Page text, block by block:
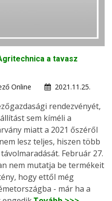
a tavasz
Online
2021.11.25.
rendezvényét,
sem kíméli a
miatt a 2021 őszéről
lesz teljes, hiszen több
Február 27.
nem mutatja be termékeit
hogy ettől még
- már ha a